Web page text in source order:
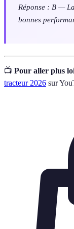
Réponse : B —
bonnes
📺 Pour aller plus
tracteur 2026 sur